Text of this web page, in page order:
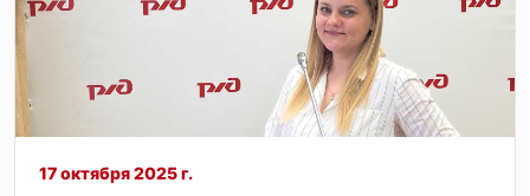
17 октября 2025 г.